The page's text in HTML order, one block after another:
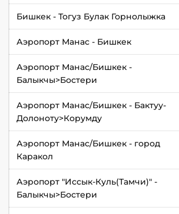
Бишкек - Тогуз Булак Горнолыжка
Аэропорт Манас - Бишкек
Аэропорт Манас/Бишкек -
Балыкчы>Бостери
Аэропорт Манас/Бишкек - Бактуу-
Долоноту>Корумду
Аэропорт Манас/Бишкек - город
Каракол
Аэропорт "Иссык-Куль(Тамчи)" -
Балыкчы>Бостери